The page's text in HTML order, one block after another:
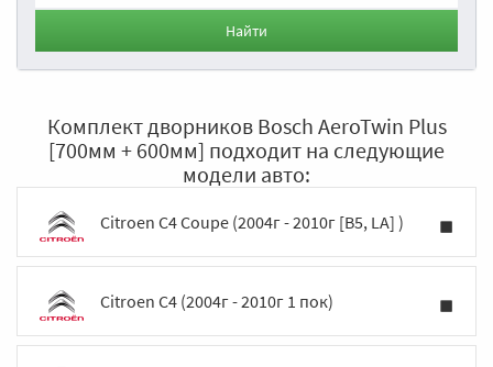
Найти
Комплект дворников Bosch AeroTwin Plus
[700мм + 600мм] подходит на следующие
модели авто:
Citroen C4 Coupe (2004г - 2010г [B5, LA] )
Citroen C4 (2004г - 2010г 1 пок)